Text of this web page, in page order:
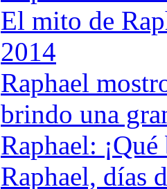
El mito de
2014
Raphael
brindo una
Raphael:
Raphael, días